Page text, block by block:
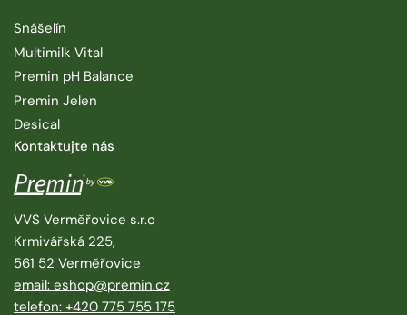
Snášelín
Multimilk Vital
Premin pH Balance
Premin Jelen
Desical
Kontaktujte nás
VVS Verměřovice s.r.o
Krmivářská 225,
561 52 Verměřovice
email: eshop@premin.cz
telefon: +420 775 755 175